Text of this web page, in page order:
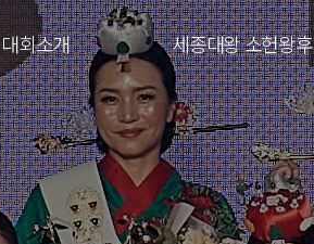
대회소개 세종대왕 소헌왕후